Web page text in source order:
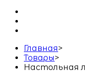
Главная>
Товары>
Настольная